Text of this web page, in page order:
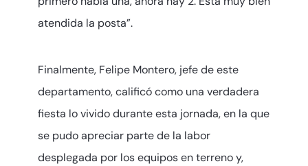
atendida la posta”.
Finalmente, Felipe Montero, jefe de este
departamento, calificó como una verdadera
fiesta lo vivido durante esta jornada, en la que
se pudo apreciar parte de la labor
desplegada por los equipos en terreno y,